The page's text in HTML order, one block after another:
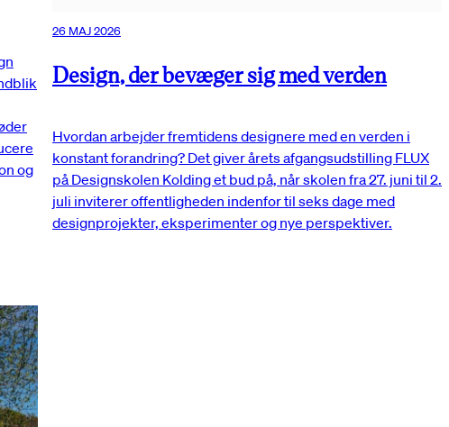
og
26 MAJ 2026
Design, der bevæger sig med verden
Hvordan arbejder fremtidens designere med en verden i
konstant forandring? Det giver årets afgangsudstilling FLUX
på Designskolen Kolding et bud på, når skolen fra 27. juni til 2.
juli inviterer offentligheden indenfor til seks dage med
designprojekter, eksperimenter og nye perspektiver.